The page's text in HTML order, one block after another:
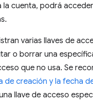
cuenta, podrá
varias llaves de
o borrar una
que no usa. Se
de creación y la fecha
llave de acceso